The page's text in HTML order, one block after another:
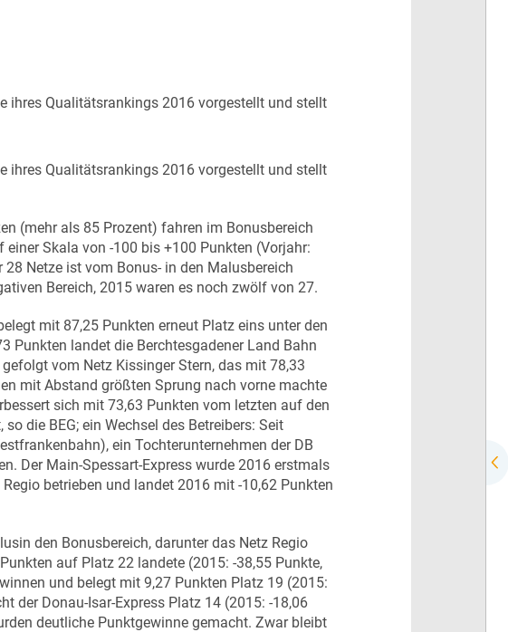
ihres Qualitätsrankings 2016 vorgestellt und stellt
ihres Qualitätsrankings 2016 vorgestellt und stellt
(mehr als 85 Prozent) fahren im Bonusbereich
Skala von -100 bis +100 Punkten (Vorjahr:
Netze ist vom Bonus- in den Malusbereich
Bereich, 2015 waren es noch zwölf von 27.
mit 87,25 Punkten erneut Platz eins unter den
Punkten landet die Berchtesgadener Land Bahn
vom Netz Kissinger Stern, das mit 78,33
mit Abstand größten Sprung nach vorne machte
sich mit 73,63 Punkten vom letzten auf den
die BEG; ein Wechsel des Betreibers: Seit
ein Tochterunternehmen der DB
Der Main-Spessart-Express wurde 2016 erstmals
betrieben und landet 2016 mit -10,62 Punkten
den Bonusbereich, darunter das Netz Regio
auf Platz 22 landete (2015: -38,55 Punkte,
und belegt mit 9,27 Punkten Platz 19 (2015:
der Donau-Isar-Express Platz 14 (2015: -18,06
deutliche Punktgewinne gemacht. Zwar bleibt